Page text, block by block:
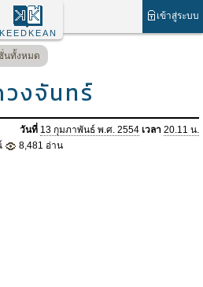
เข้าสู่ระบบ
KEEDKEAN
นทั้งหมด
งจันทร์
วันที่ 13 กุมภาพันธ์ พ.ศ. 2554 เวลา 20.11 น.
8,481 อ่าน